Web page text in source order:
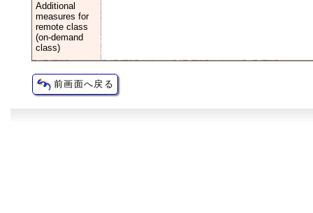
Additional
measures for
remote class
(on-demand
class)